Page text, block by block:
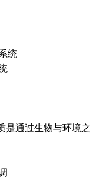
统
是通过生物与环境之